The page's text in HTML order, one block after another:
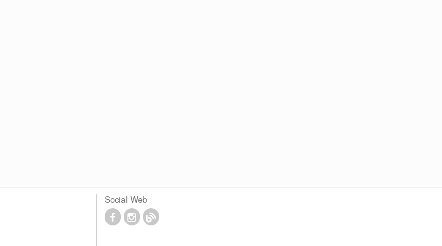
Social Web